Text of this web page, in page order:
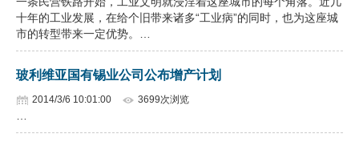
十年的工业发展，在给个旧带来诸多“工业病”的同时，也为这座城
市的转型带来一定优势。…
玻利维亚国有锡业公司公布增产计划
2014/3/6 10:01:00 3699次浏览